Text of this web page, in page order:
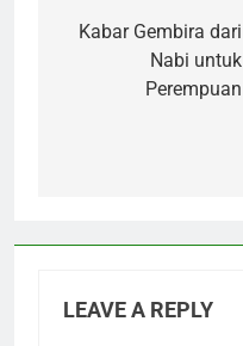
navigation
Kabar Gembira dari
Nabi untuk
Perempuan
LEAVE A REPLY